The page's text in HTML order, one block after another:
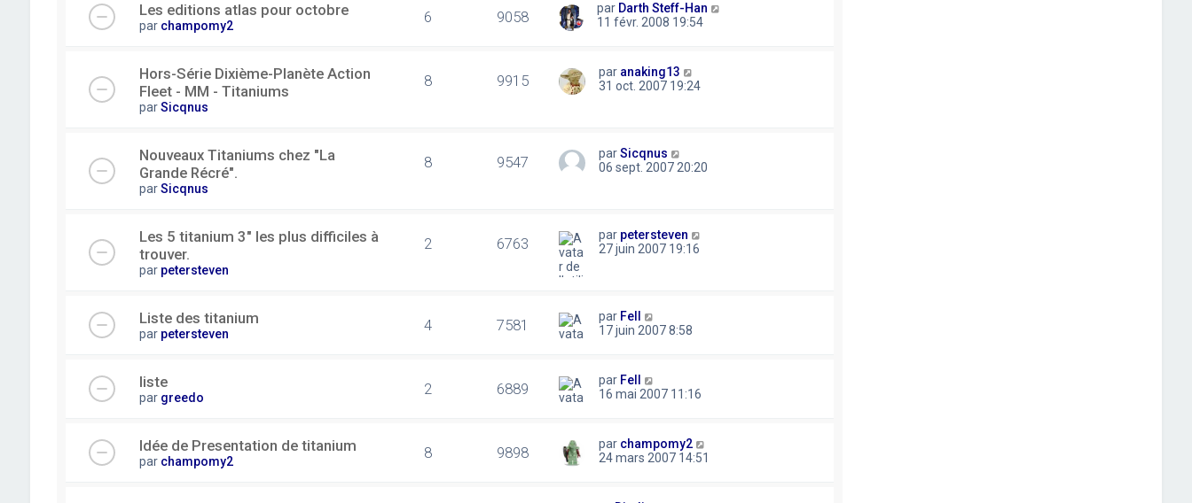
Les editions atlas pour octobre
par champomy2 6 9058 par Darth Steff-Han
11 févr. 2008 19:54
Hors-Série Dixième-Planète Action
Fleet - MM - Titaniums
parSicqnus
8 9915 par anaking13
31 oct. 2007 19:24
Nouveaux Titaniums chez "La
Grande Récré".
parSicqnus
8 9547 parSicqnus
06 sept. 2007 20:20
Les 5 titanium 3" les plus difficiles à
trouver.
par petersteven
2 6763 par petersteven
27 juin 2007 19:16
Liste des titanium
par petersteven 4 7581 par Fell
17 juin 2007 8:58
liste
par greedo 2 6889 par Fell
16 mai 2007 11:16
Idée de Presentation de titanium
par champomy2 8 9898 par champomy2
24 mars 2007 14:51